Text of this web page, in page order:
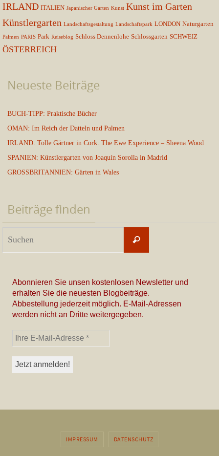
IRLAND ITALIEN Japanischer Garten Kunst Kunst im Garten
Künstlergarten Landschaftsgestaltung Landschaftspark LONDON Naturgarten
Palmen PARIS Park Reiseblog Schloss Dennenlohe Schlossgarten SCHWEIZ
ÖSTERREICH
Neueste Beiträge
BUCH-TIPP: Praktische Bücher
OMAN: Im Reich der Datteln und Palmen
IRLAND: Tolle Gärtner in Cork: The Ewe Experience – Sheena Wood
SPANIEN: Künstlergarten von Joaquín Sorolla in Madrid
GROSSBRITANNIEN: Gärten in Wales
Beiträge finden
Suchen
Abonnieren Sie unsen kostenlosen Newsletter und
erhalten Sie die neuesten Blogbeiträge.
Abbestellung jederzeit möglich. E-Mail-Adressen
werden nicht an Dritte weitergegeben.
IMPRESSUM DATENSCHUTZ